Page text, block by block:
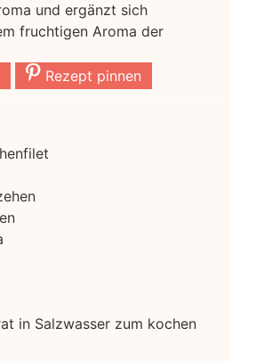
und ergänzt sich
fruchtigen Aroma der
Rezept pinnen
in Salzwasser zum kochen